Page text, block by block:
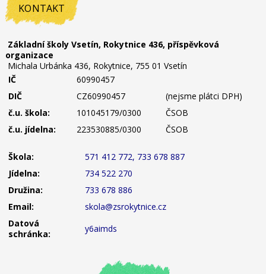
KONTAKT
Základní školy Vsetín, Rokytnice 436, příspěvková
organizace
Michala Urbánka 436, Rokytnice, 755 01 Vsetín
IČ
60990457
DIČ
CZ60990457
(nejsme plátci DPH)
č.u. škola:
101045179/0300
ČSOB
č.u. jídelna:
223530885/0300 ČSOB
Škola:
571 412 772, 733 678 887
Jídelna:
734 522 270
Družina:
733 678 886
Email:
skola@zsrokytnice.cz
Datová
schránka:
y6aimds